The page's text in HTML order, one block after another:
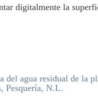
digitalmente la
del agua residual de la
Pesquería, N.L.